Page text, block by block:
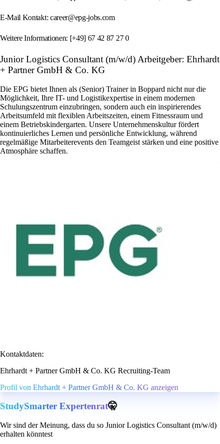
E-Mail Kontakt: career@epg-jobs.com
Weitere Informationen: [+49] 67 42 87 27 0
Junior Logistics Consultant (m/w/d) Arbeitgeber: Ehrhardt
+ Partner GmbH & Co. KG
Die EPG bietet Ihnen als (Senior) Trainer in Boppard nicht nur die
Möglichkeit, Ihre IT- und Logistikexpertise in einem modernen
Schulungszentrum einzubringen, sondern auch ein inspirierendes
Arbeitsumfeld mit flexiblen Arbeitszeiten, einem Fitnessraum und
einem Betriebskindergarten. Unsere Unternehmenskultur fördert
kontinuierliches Lernen und persönliche Entwicklung, während
regelmäßige Mitarbeiterevents den Teamgeist stärken und eine positive
Atmosphäre schaffen.
Kontaktdaten:
Ehrhardt + Partner GmbH & Co. KG Recruiting-Team
Profil von Ehrhardt + Partner GmbH & Co. KG anzeigen
StudySmarter Expertenrat🤫
Wir sind der Meinung, dass du so Junior Logistics Consultant (m/w/d)
erhalten könntest